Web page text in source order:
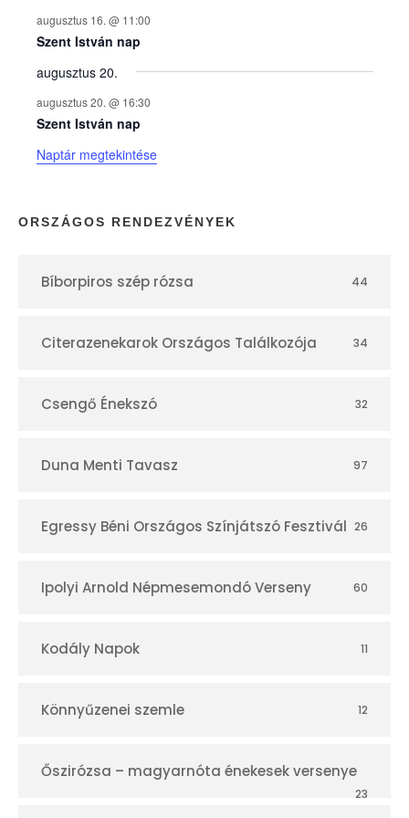
e
k
n
a
p
r
augusztus 16. @ 11:00
Szent István nap
augusztus 20.
augusztus 20. @ 16:30
Szent István nap
Naptár megtekintése
ORSZÁGOS RENDEZVÉNYEK
Bíborpiros szép rózsa 44
Citerazenekarok Országos Találkozója 34
Csengő Énekszó 32
Duna Menti Tavasz 97
Egressy Béni Országos Színjátszó Fesztivál 26
Ipolyi Arnold Népmesemondó Verseny 60
Kodály Napok 11
Könnyűzenei szemle 12
Őszirózsa – magyarnóta énekesek versenye
23